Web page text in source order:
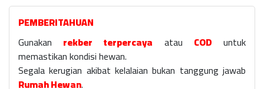
PEMBERITAHUAN
Gunakan rekber terpercaya atau COD untuk
memastikan kondisi hewan.
Segala kerugian akibat kelalaian bukan tanggung jawab
Rumah Hewan.